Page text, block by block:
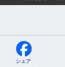
シェア